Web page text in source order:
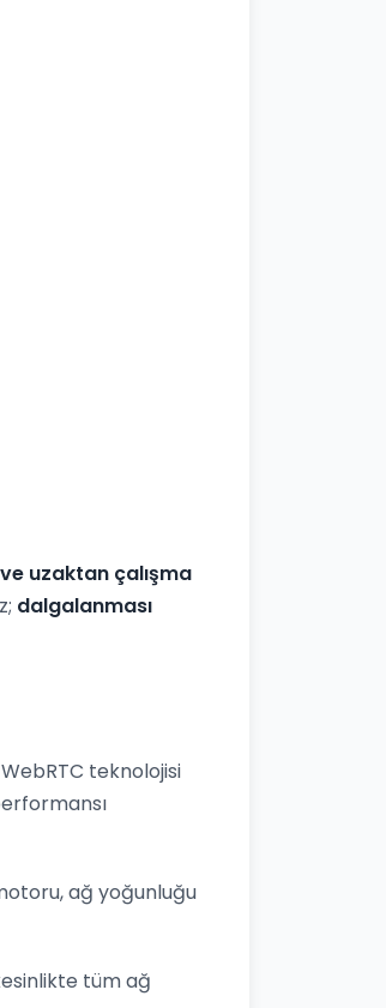
uzaktan çalışma
dalgalanması
teknolojisi
ağ yoğunluğu
tüm ağ